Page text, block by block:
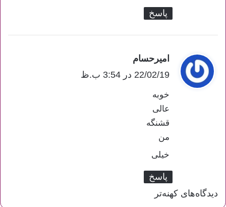
پاسخ
امیرحسام
ف 22/02/19 در 3:54 ب.ظ
خوبه
عالی
قشنگه
من
خیلی
پاسخ
راهبری
دیدگاه‌های کهنه‌تر